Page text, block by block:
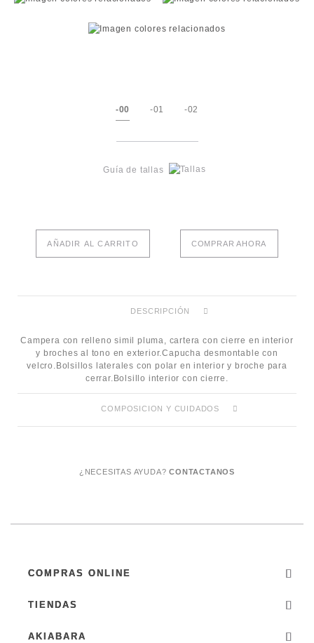
-00 -01 -02
Guía de tallas
AÑADIR AL CARRITO COMPRAR AHORA
DESCRIPCIÓN
Campera con relleno simil pluma, cartera con cierre en interior
y broches al tono en exterior.Capucha desmontable con
velcro.Bolsillos laterales con polar en interior y broche para
cerrar.Bolsillo interior con cierre.
COMPOSICION Y CUIDADOS
¿NECESITAS AYUDA?CONTACTANOS
COMPRAS ONLINE
TIENDAS
AKIABARA